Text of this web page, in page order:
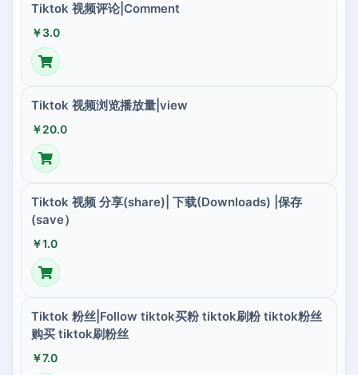
Tiktok 视频评论|Comment
￥3.0
Tiktok 视频浏览播放量|view
￥20.0
Tiktok 视频 分享(share)| 下载(Downloads) |保存
(save）
￥1.0
Tiktok 粉丝|Follow tiktok买粉 tiktok刷粉 tiktok粉丝
购买 tiktok刷粉丝
￥7.0